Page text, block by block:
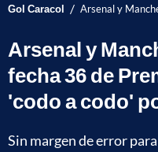
Gol Caracol / Arsenal y
Arsenal y
fecha 36 de
'codo a codo'
Sin margen de error